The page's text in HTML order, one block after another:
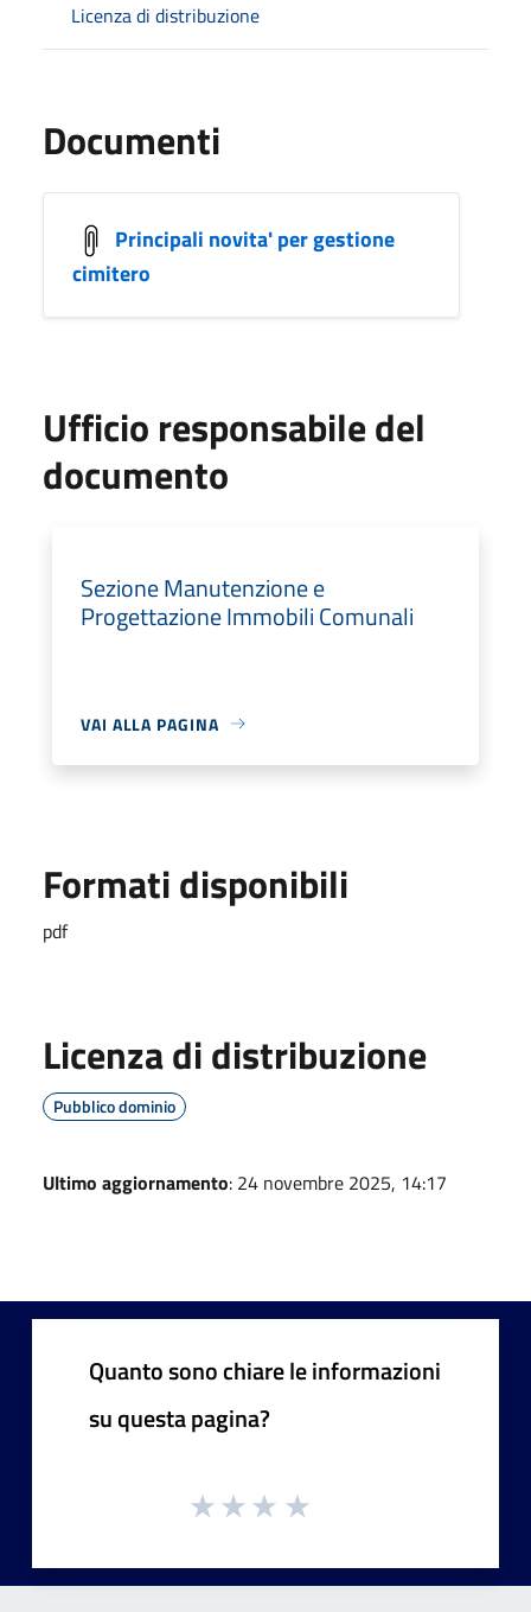
Licenza di distribuzione
Documenti
Principali novita' per gestione
cimitero
Ufficio responsabile del
documento
Sezione Manutenzione e
Progettazione Immobili Comunali
VAI ALLA PAGINA
Formati disponibili
pdf
Licenza di distribuzione
Pubblico dominio
Ultimo aggiornamento: 24 novembre 2025, 14:17
Quanto sono chiare le informazioni
su questa pagina?